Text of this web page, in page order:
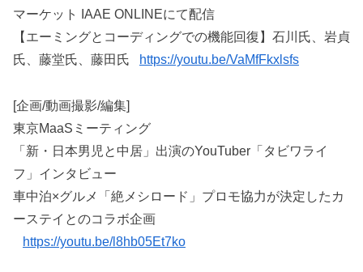
マーケット IAAE ONLINEにて配信
【エーミングとコーディングでの機能回復】石川氏、岩貞
氏、藤堂氏、藤田氏
https://youtu.be/VaMfFkxlsfs
[企画/動画撮影/編集]
東京MaaSミーティング
「新・日本男児と中居」出演のYouTuber「タビワライ
フ」インタビュー
車中泊×グルメ「絶メシロード」プロモ協力が決定したカ
ーステイとのコラボ企画
https://youtu.be/l8hb05Et7ko